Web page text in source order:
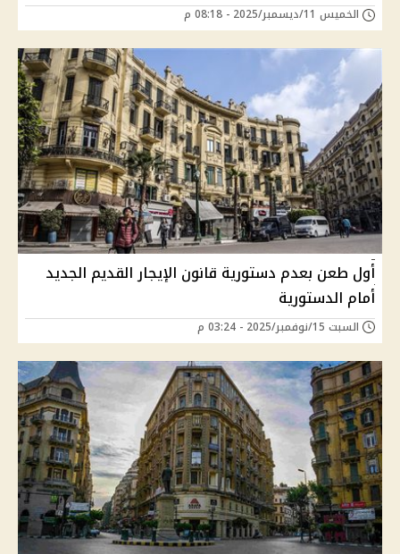
الخميس 11/ديسمبر/2025 - 08:18 م
أول طعن بعدم دستورية قانون الإيجار القديم الجديد
أمام الدستورية
السبت 15/نوفمبر/2025 - 03:24 م